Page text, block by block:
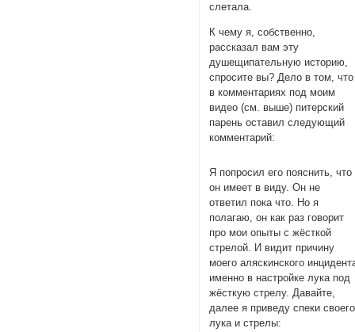
слетала.
К чему я, собственно,
рассказал вам эту
душещипательную историю,
спросите вы? Дело в том, что
в комментариях под моим
видео (см. выше) питерский
парень оставил следующий
комментарий:
Я попросил его пояснить, что
он имеет в виду. Он не
ответил пока что. Но я
полагаю, он как раз говорит
про мои опыты с жёсткой
стрелой. И видит причину
моего аляскинского
именно в настройке лука под
жёсткую стрелу. Давайте,
далее я приведу спеки своего
лука и стрелы: